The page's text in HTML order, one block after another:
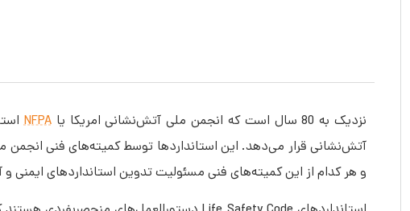
نزدیک به 80 سال است که انجمن ملی آتش‌نشانی امریکا یا NFPA
و هر کدام از این کمیته‌‎های فنی مسئولیت تدوین استانداردهای ایمنی و آتش‌نشانی در در حوزه‌های مختلف را بر عهده دارند.